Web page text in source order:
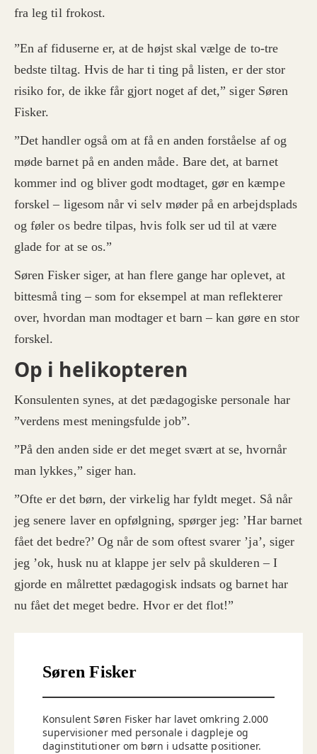
fra leg til frokost.
”En af fiduserne er, at de højst skal vælge de to-tre
bedste tiltag. Hvis de har ti ting på listen, er der stor
risiko for, de ikke får gjort noget af det,” siger Søren
Fisker.
”Det handler også om at få en anden forståelse af og
møde barnet på en anden måde. Bare det, at barnet
kommer ind og bliver godt modtaget, gør en kæmpe
forskel – ligesom når vi selv møder på en arbejdsplads
og føler os bedre tilpas, hvis folk ser ud til at være
glade for at se os.”
Søren Fisker siger, at han flere gange har oplevet, at
bittesmå ting – som for eksempel at man reflekterer
over, hvordan man modtager et barn – kan gøre en stor
forskel.
Op i helikopteren
Konsulenten synes, at det pædagogiske personale har
”verdens mest meningsfulde job”.
”På den anden side er det meget svært at se, hvornår
man lykkes,” siger han.
”Ofte er det børn, der virkelig har fyldt meget. Så når
jeg senere laver en opfølgning, spørger jeg: ’Har barnet
fået det bedre?’ Og når de som oftest svarer ’ja’, siger
jeg ’ok, husk nu at klappe jer selv på skulderen – I
gjorde en målrettet pædagogisk indsats og barnet har
nu fået det meget bedre. Hvor er det flot!”
Søren Fisker
Konsulent Søren Fisker har lavet omkring 2.000
supervisioner med personale i dagpleje og
daginstitutioner om børn i udsatte positioner.